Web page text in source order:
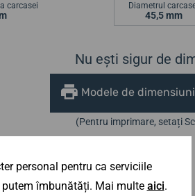
carcasei Diametrul
45,5 mm
Nu ești sigur de
Modele de
(Pentru imprimare, setați
personal pentru ca serviciile
îmbunătăți. Mai multe aici.